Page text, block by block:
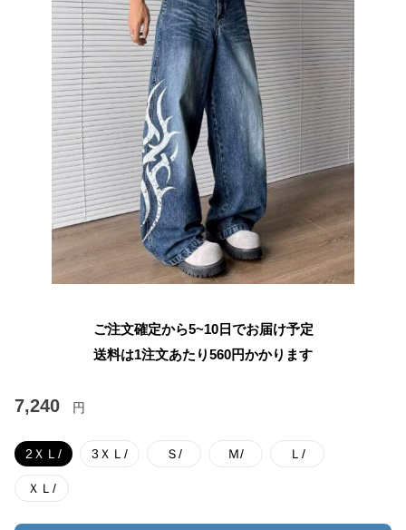
ご注文確定から5~10日でお届け予定
送料は1注文あたり560円かかります
7,240 円
2ＸＬ/ 3ＸＬ/ Ｓ/ Ｍ/ Ｌ/
ＸＬ/